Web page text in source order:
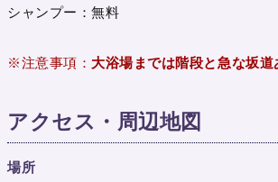
シャンプー：無料
※注意事項： 大浴場までは階段と急な坂道
アクセス・周辺地図
場所